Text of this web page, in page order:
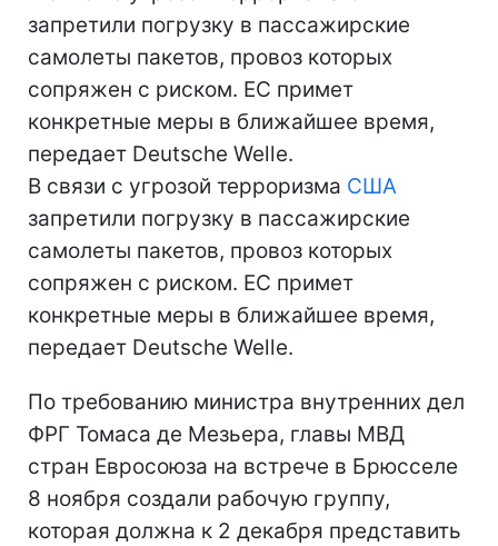
запретили погрузку в пассажирские
самолеты пакетов, провоз которых
сопряжен с риском. ЕС примет
конкретные меры в ближайшее время,
передает Deutsche Welle.
В связи с угрозой терроризма США
запретили погрузку в пассажирские
самолеты пакетов, провоз которых
сопряжен с риском. ЕС примет
конкретные меры в ближайшее время,
передает Deutsche Welle.
По требованию министра внутренних дел
ФРГ Томаса де Мезьера, главы МВД
стран Евросоюза на встрече в Брюсселе
8 ноября создали рабочую группу,
которая должна к 2 декабря представить